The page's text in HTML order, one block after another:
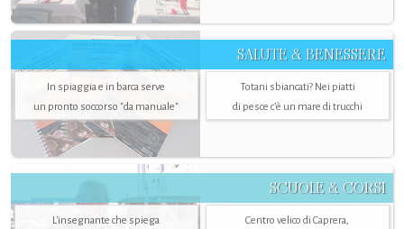
SALUTE & BENESSERE
In spiaggia e in barca serve
un pronto soccorso "da manuale"
Totani sbiancati? Nei piatti
di pesce c'è un mare di trucchi
SCUOLE & CORSI
L'insegnante che spiega Centro velico di Caprera,